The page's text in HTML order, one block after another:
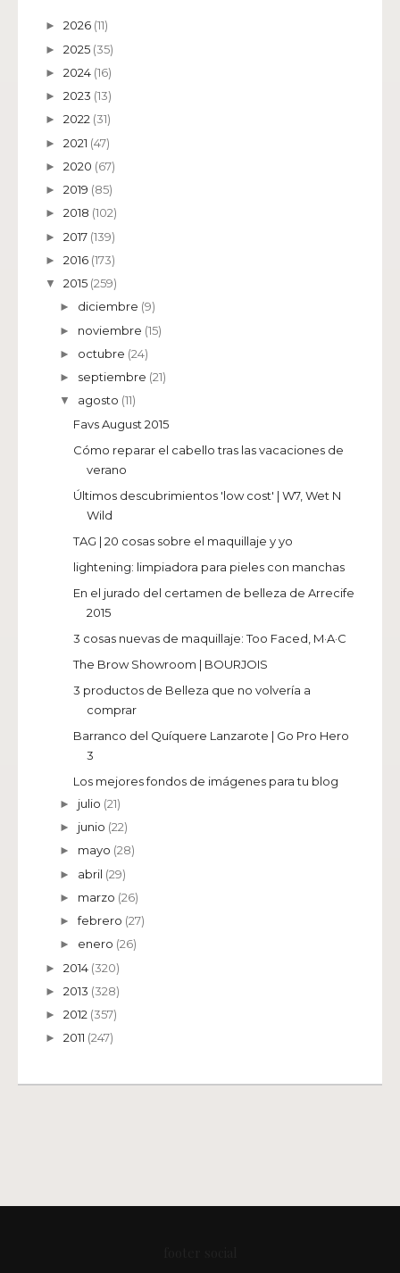
► 2026 (11)
► 2025 (35)
► 2024 (16)
► 2023 (13)
► 2022 (31)
► 2021 (47)
► 2020 (67)
► 2019 (85)
► 2018 (102)
► 2017 (139)
► 2016 (173)
▼ 2015 (259)
► diciembre (9)
► noviembre (15)
► octubre (24)
► septiembre (21)
▼ agosto (11)
Favs August 2015
Cómo reparar el cabello tras las vacaciones de
verano
Últimos descubrimientos 'low cost' | W7, Wet N
Wild
TAG | 20 cosas sobre el maquillaje y yo
lightening: limpiadora para pieles con manchas
En el jurado del certamen de belleza de Arrecife
2015
3 cosas nuevas de maquillaje: Too Faced, M·A·C
The Brow Showroom | BOURJOIS
3 productos de Belleza que no volvería a
comprar
Barranco del Quíquere Lanzarote | Go Pro Hero
3
Los mejores fondos de imágenes para tu blog
► julio (21)
► junio (22)
► mayo (28)
► abril (29)
► marzo (26)
►febrero (27)
► enero (26)
► 2014 (320)
► 2013 (328)
► 2012 (357)
► 2011 (247)